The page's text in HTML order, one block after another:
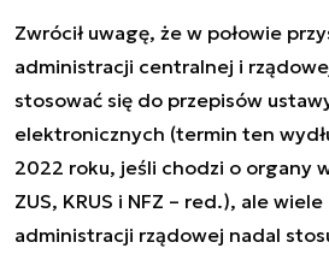
Zwrócił uwagę, że w połowie
administracji centralnej i
stosować się do przepisów
elektronicznych (termin ten
2022 roku, jeśli chodzi o organy
ZUS, KRUS i NFZ – red.), ale
administracji rządowej nadal